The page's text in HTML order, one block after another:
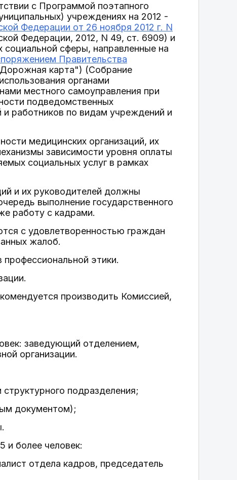
с Программой поэтапного
учреждениях на 2012 -
Федерации от 26 ноября 2012 г. N
Федерации, 2012, N 49, ст. 6909) и
сферы, направленные на
Правительства
карта") (Собрание
органами
местного самоуправления при
подведомственных
работников по видам учреждений и
медицинских организаций, их
зависимости уровня оплаты
социальных услуг в рамках
и их руководителей должны
выполнение государственного
работу с кадрами.
с удовлетворенностью граждан
жалоб.
этики.
производить Комиссией,
заведующий отделением,
организации.
подразделения;
документом);
и более человек:
отдела кадров, председатель